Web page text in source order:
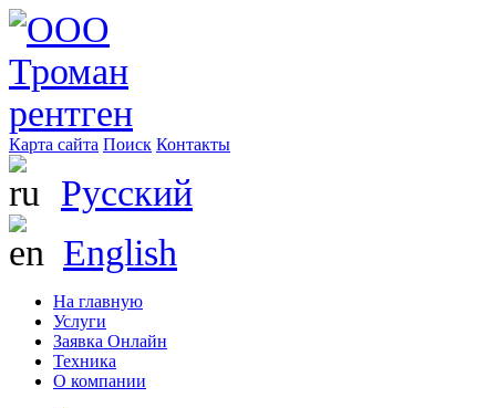
Карта сайта Поиск Контакты
Русский
English
На главную
Услуги
Заявка Онлайн
Техника
О компании